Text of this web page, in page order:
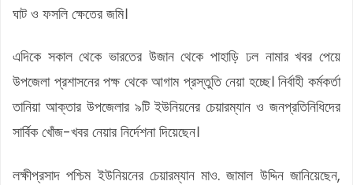
ঘাট ও ফসলি ক্ষেতের জমি।
এদিকে সকাল থেকে ভারতের উজান থেকে পাহাড়ি ঢল নামার খবর পেয়ে
উপজেলা প্রশাসনের পক্ষ থেকে আগাম প্রস্তুতি নেয়া হচ্ছে। নির্বাহী কর্মকর্তা
তানিয়া আক্তার উপজেলার ৯টি ইউনিয়নের চেয়ারম্যান ও জনপ্রতিনিধিদের
সার্বিক খোঁজ-খবর নেয়ার নির্দেশনা দিয়েছেন।
লক্ষীপ্রসাদ পশ্চিম ইউনিয়নের চেয়ারম্যান মাও. জামাল উদ্দিন জানিয়েছেন,